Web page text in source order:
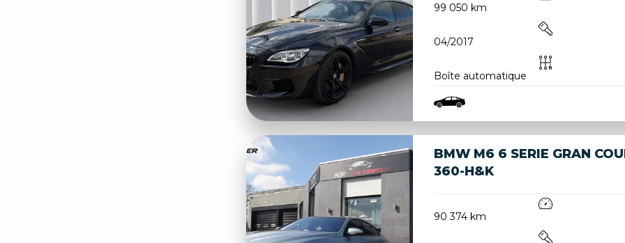
99 050 km
04/2017
Boîte automatique
BMW M6 6 SERIE GRAN
360-H&K
90 374 km